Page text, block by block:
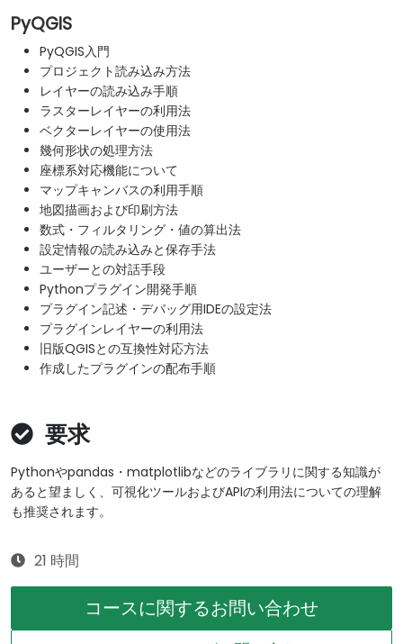
PyQGIS
PyQGIS入門
プロジェクト読み込み方法
レイヤーの読み込み手順
ラスターレイヤーの利用法
ベクターレイヤーの使用法
幾何形状の処理方法
座標系対応機能について
マップキャンバスの利用手順
地図描画および印刷方法
数式・フィルタリング・値の算出法
設定情報の読み込みと保存手法
ユーザーとの対話手段
Pythonプラグイン開発手順
プラグイン記述・デバッグ用IDEの設定法
プラグインレイヤーの利用法
旧版QGISとの互換性対応方法
作成したプラグインの配布手順
要求
Pythonやpandas・matplotlibなどのライブラリに関する知識が
あると望ましく、可視化ツールおよびAPIの利用法についての理解
も推奨されます。
21 時間
コースに関するお問い合わせ